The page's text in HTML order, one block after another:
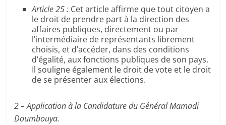
Article 25 : Cet article affirme que tout citoyen a
le droit de prendre part à la direction des
affaires publiques, directement ou par
l’intermédiaire de représentants librement
choisis, et d’accéder, dans des conditions
d’égalité, aux fonctions publiques de son pays.
Il souligne également le droit de vote et le droit
de se présenter aux élections.
2 – Application à la Candidature du Général Mamadi
Doumbouya.